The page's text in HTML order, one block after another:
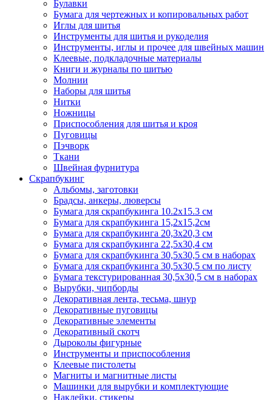
Булавки
Бумага для чертежных и копировальных работ
Иглы для шитья
Инструменты для шитья и рукоделия
Инструменты, иглы и прочее для швейных машин
Клеевые, подкладочные материалы
Книги и журналы по шитью
Молнии
Наборы для шитья
Нитки
Ножницы
Приспособления для шитья и кроя
Пуговицы
Пэчворк
Ткани
Швейная фурнитура
Скрапбукинг
Альбомы, заготовки
Брадсы, анкеры, люверсы
Бумага для скрапбукинга 10.2х15.3 см
Бумага для скрапбукинга 15,2х15,2см
Бумага для скрапбукинга 20,3х20,3 см
Бумага для скрапбукинга 22,5х30,4 см
Бумага для скрапбукинга 30,5х30,5 см в наборах
Бумага для скрапбукинга 30,5х30,5 см по листу
Бумага текстурированная 30,5х30,5 см в наборах
Вырубки, чипборды
Декоративная лента, тесьма, шнур
Декоративные пуговицы
Декоративные элементы
Декоративный скотч
Дыроколы фигурные
Инструменты и приспособления
Клеевые пистолеты
Магниты и магнитные листы
Машинки для вырубки и комплектующие
Наклейки, стикеры